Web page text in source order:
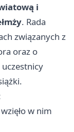
i
. Rada
związanych z
oraz o
w nim